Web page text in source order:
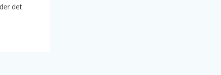
det